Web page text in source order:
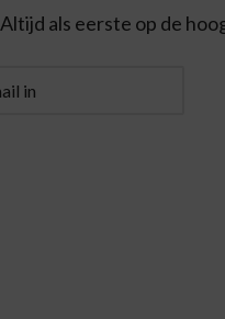
Altijd als eerste op de